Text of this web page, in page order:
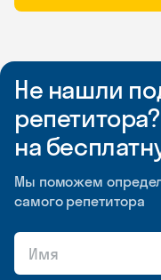
Не нашли
на
Мы поможем
самого репетитора